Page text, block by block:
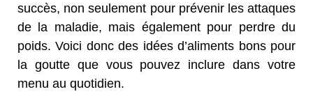
succès, non seulement pour prévenir les attaques
de la maladie, mais également pour perdre du
poids. Voici donc des idées d’aliments bons pour
la goutte que vous pouvez inclure dans votre
menu au quotidien.